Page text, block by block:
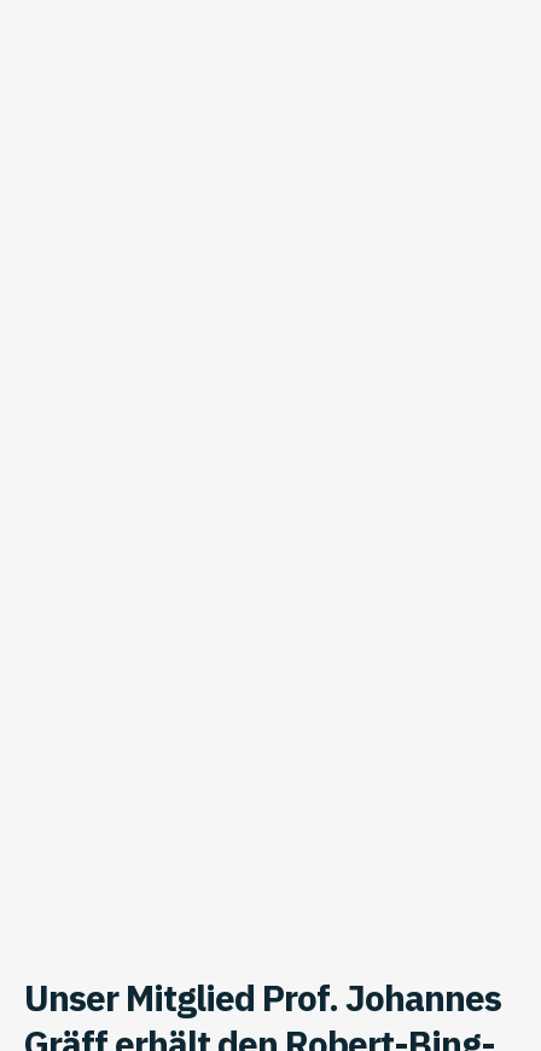
Unser Mitglied Prof. Johannes